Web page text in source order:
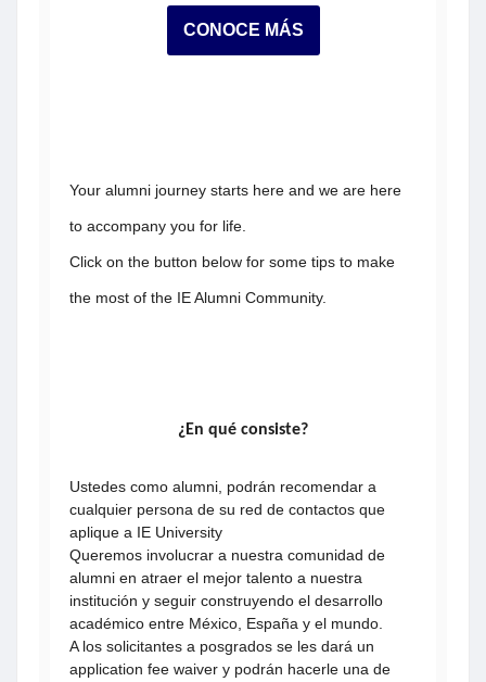
CONOCE MÁS
Your alumni journey starts here and we are here
to accompany you for life.
Click on the button below for some tips to make
the most of the IE Alumni Community.
¿En qué consiste?
Ustedes como alumni, podrán recomendar a
cualquier persona de su red de contactos que
aplique a IE University
Queremos involucrar a nuestra comunidad de
alumni en atraer el mejor talento a nuestra
institución y seguir construyendo el desarrollo
académico entre México, España y el mundo.
A los solicitantes a posgrados se les dará un
application fee waiver y podrán hacerle una de